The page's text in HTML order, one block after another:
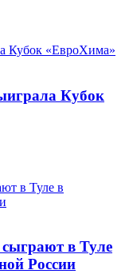
Кубок
сыграют в Туле
России